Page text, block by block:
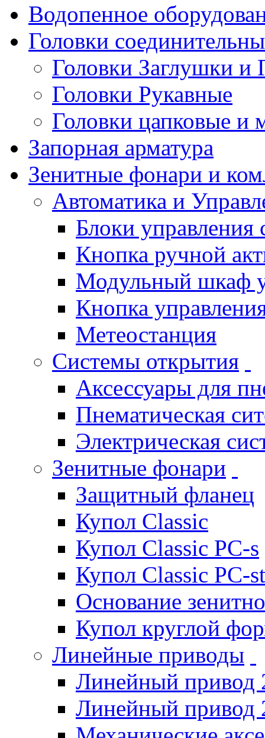
Водопенное
Головки
Головки Заглушки и
Головки Рукавные
Головки цапковые и
Запорная арматура
Зенитные фонари и
Автоматика и
Блоки
Кнопка ручной
Модульный шкаф
Кнопка
Метеостанция
Системы открытия
Аксессуары для
Пнематическая
Электрическая
Зенитные фонари
Защитный фланец
Купол Classic
Купол Classic PC-s
Купол Classic PC-st
Основание
Купол круглой
Линейные приводы
Линейный привод
Линейный привод